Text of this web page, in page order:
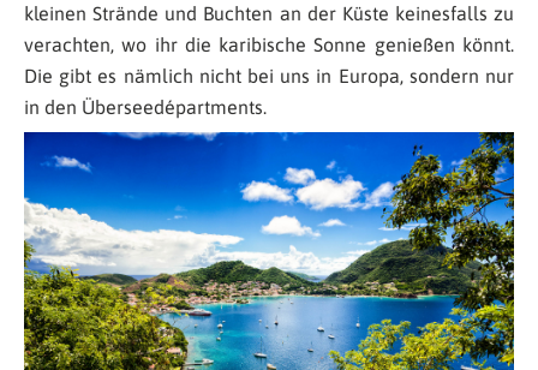
kleinen Strände und Buchten an der Küste keinesfalls zu
verachten, wo ihr die karibische Sonne genießen könnt.
Die gibt es nämlich nicht bei uns in Europa, sondern nur
in den Überseedépartments.